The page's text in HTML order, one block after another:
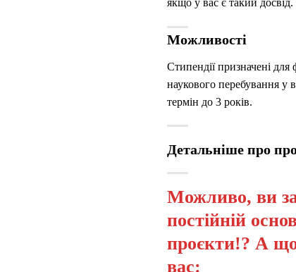
Можливості
Стипендії призначені
наукового перебування у
термін до 3 років.
Детальніше про
Можливо, ви
постійній
проєкти!? А
вас: